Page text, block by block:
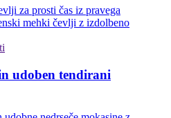
udoben tendirani